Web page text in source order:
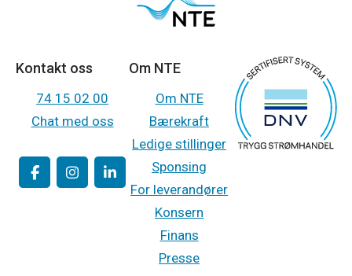
Kontakt oss
74 15 02 00
Chat med oss
Om NTE
Om NTE
Bærekraft
Ledige stillinger
Sponsing
For leverandører
Konsern
Finans
Presse